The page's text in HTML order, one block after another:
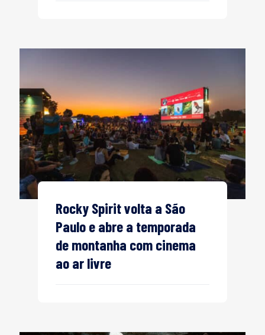
Rocky Spirit volta a São
Paulo e abre a temporada
de montanha com cinema
ao ar livre